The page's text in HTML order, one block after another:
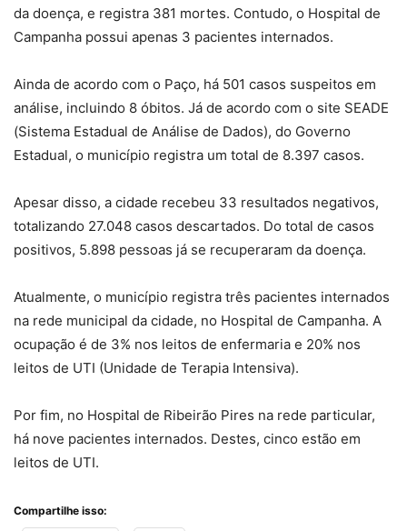
da doença, e registra 381 mortes. Contudo, o Hospital de
Campanha possui apenas 3 pacientes internados.
Ainda de acordo com o Paço, há 501 casos suspeitos em
análise, incluindo 8 óbitos. Já de acordo com o site SEADE
(Sistema Estadual de Análise de Dados), do Governo
Estadual, o município registra um total de 8.397 casos.
Apesar disso, a cidade recebeu 33 resultados negativos,
totalizando 27.048 casos descartados. Do total de casos
positivos, 5.898 pessoas já se recuperaram da doença.
Atualmente, o município registra três pacientes internados
na rede municipal da cidade, no Hospital de Campanha. A
ocupação é de 3% nos leitos de enfermaria e 20% nos
leitos de UTI (Unidade de Terapia Intensiva).
Por fim, no Hospital de Ribeirão Pires na rede particular,
há nove pacientes internados. Destes, cinco estão em
leitos de UTI.
Compartilhe isso: